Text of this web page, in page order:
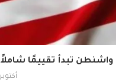
واشنطن تبدأ تقييمًا
أكتوبر 7, 2025